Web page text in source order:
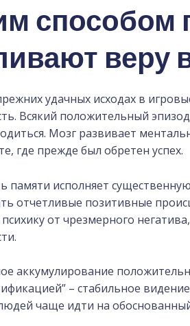
веру
удачных исходах в
Всякий положительный
Мозг развивает
где прежде был обретен успех.
памяти исполняет
отчетливые позитивные
от чрезмерного
аккумулирование
– стабильное
чаще идти на